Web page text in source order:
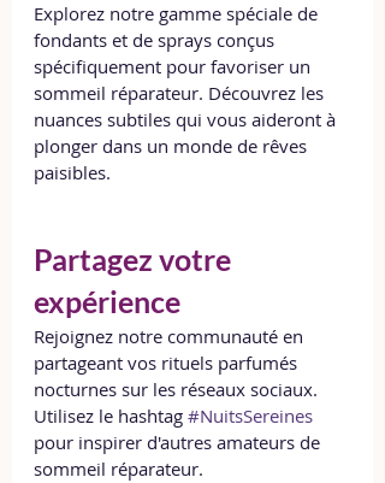
Explorez notre gamme spéciale de
fondants et de sprays conçus
spécifiquement pour favoriser un
sommeil réparateur. Découvrez les
nuances subtiles qui vous aideront à
plonger dans un monde de rêves
paisibles.
Partagez votre
expérience
Rejoignez notre communauté en
partageant vos rituels parfumés
nocturnes sur les réseaux sociaux.
Utilisez le hashtag #NuitsSereines
pour inspirer d'autres amateurs de
sommeil réparateur.